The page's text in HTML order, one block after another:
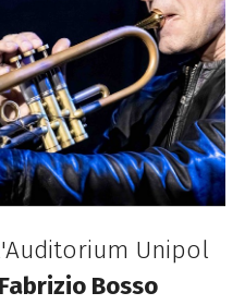
Unipol
Fabrizio Bosso